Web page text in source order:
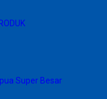
Super Besar